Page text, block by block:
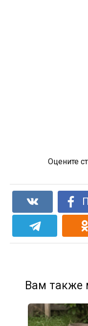
Оцените
Вам также